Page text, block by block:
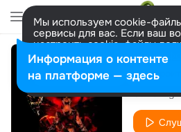
Мы используем cookie-
сервисы для вас. Если ваш
настроить cookie-файлы
представитель. Больше
Разрешить все Настроить
The
Suffering
Информация о контенте
на платформе — здесь